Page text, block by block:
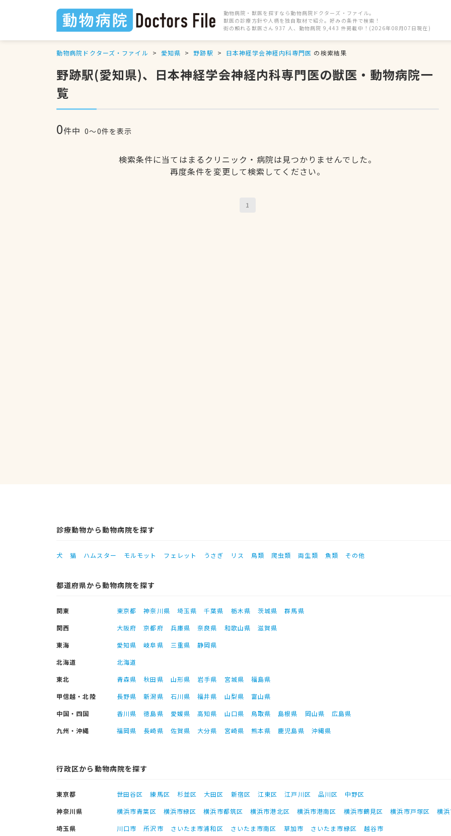
動物病院・獣医を探すなら動物病院ドクターズ・ファイル。
獣医の診療方針や人柄を独自取材で紹介。好みの条件で検索！
街の頼れる獣医さん 937 人、動物病院 9,443 件掲載中！(2026年08月07日現在)
動物病院ドクターズ・ファイル 愛知県 野跡駅 日本神経学会神経内科専門医 の検索結果
野跡駅(愛知県)、日本神経学会神経内科専門医の獣医・動物病院一
覧
0件中 0〜0件を表示
検索条件に当てはまるクリニック・病院は見つかりませんでした。
再度条件を変更して検索してください。
1
診療動物から動物病院を探す
犬 猫 ハムスター モルモット フェレット うさぎ リス 鳥類 爬虫類 両生類 魚類 その他
都道府県から動物病院を探す
関東 東京都 神奈川県 埼玉県 千葉県 栃木県 茨城県
群馬県
関西
大阪府 京都府 兵庫県 奈良県 和歌山県
滋賀県
東海
愛知県 岐阜県 三重県
静岡県
北海道
北海道
東北
青森県 秋田県 山形県 岩手県 宮城県
福島県
甲信越・北陸
長野県 新潟県 石川県 福井県 山梨県
富山県
中国・四国
香川県 徳島県 愛媛県 高知県 山口県 鳥取県 島根県 岡山県
広島県
九州・沖縄
福岡県 長崎県 佐賀県 大分県 宮崎県 熊本県 鹿児島県 沖縄県
行政区から動物病院を探す
東京都 世田谷区 練馬区 杉並区 大田区 新宿区 江東区 江戸川区 品川区
中野区
神奈川県
横浜市青葉区 横浜市緑区 横浜市都筑区 横浜市港北区 横浜市港南区 横浜市鶴見区 横浜市戸塚区
横
埼玉県
川口市 所沢市 さいたま市浦和区 さいたま市南区 草加市 さいたま市緑区
越谷市